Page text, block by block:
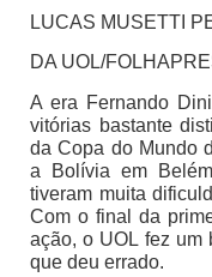
LUCAS MUSETTI
DA UOL/
A era Fernando
vitórias bastante
da Copa do Mundo
a Bolívia em
tiveram muita
Com o final da
ação, o UOL fez um
que deu errado.